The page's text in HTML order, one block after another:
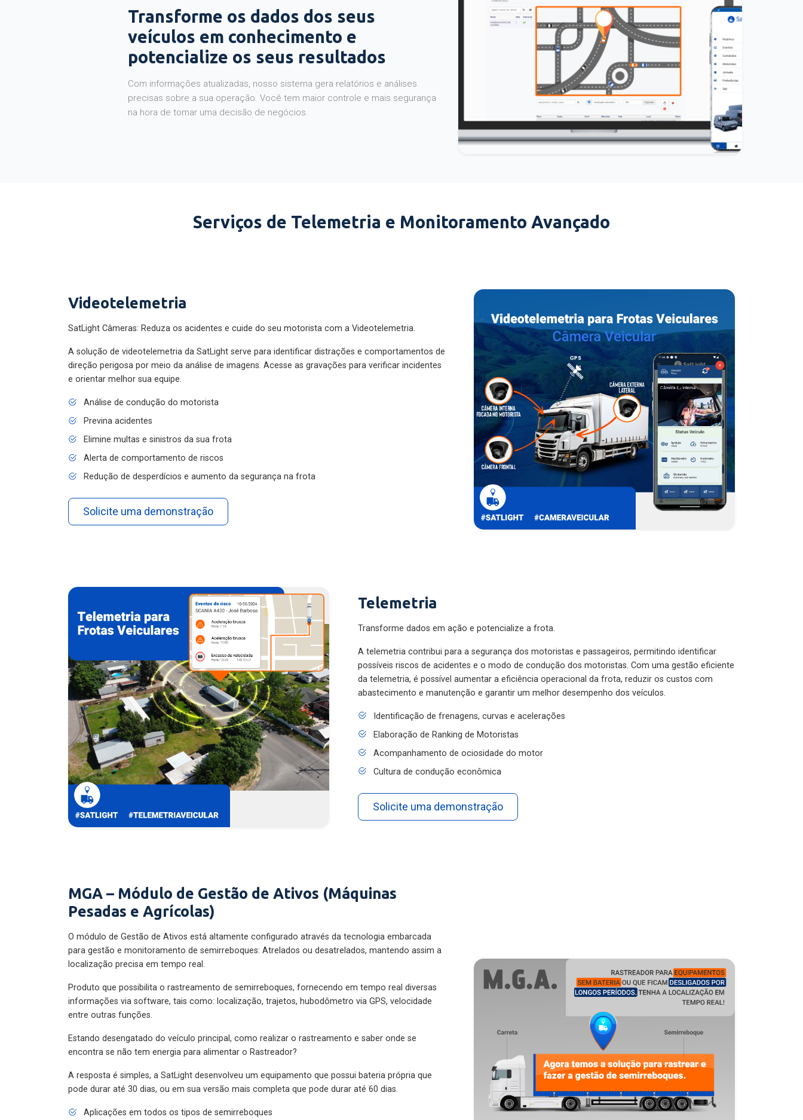
Transforme os dados dos seus
veículos em conhecimento e
potencialize os seus resultados
Com informações atualizadas, nosso sistema gera relatórios e análises
precisas sobre a sua operação. Você tem maior controle e mais segurança
na hora de tomar uma decisão de negócios.
Serviços de Telemetria e Monitoramento Avançado
Videotelemetria
SatLight Câmeras: Reduza os acidentes e cuide do seu motorista com a Videotelemetria.
A solução de videotelemetria da SatLight serve para identificar distrações e comportamentos de
direção perigosa por meio da análise de imagens. Acesse as gravações para verificar incidentes
e orientar melhor sua equipe.
Análise de condução do motorista
Previna acidentes
Elimine multas e sinistros da sua frota
Alerta de comportamento de riscos
Redução de desperdícios e aumento da segurança na frota
Solicite uma demonstração
Telemetria
Transforme dados em ação e potencialize a frota.
A telemetria contribui para a segurança dos motoristas e passageiros, permitindo identificar
possíveis riscos de acidentes e o modo de condução dos motoristas. Com uma gestão eficiente
da telemetria, é possível aumentar a eficiência operacional da frota, reduzir os custos com
abastecimento e manutenção e garantir um melhor desempenho dos veículos.
Identificação de frenagens, curvas e acelerações
Elaboração de Ranking de Motoristas
Acompanhamento de ociosidade do motor
Cultura de condução econômica
Solicite uma demonstração
MGA – Módulo de Gestão de Ativos (Máquinas
Pesadas e Agrícolas)
O módulo de Gestão de Ativos está altamente configurado através da tecnologia embarcada
para gestão e monitoramento de semirreboques: Atrelados ou desatrelados, mantendo assim a
localização precisa em tempo real.
Produto que possibilita o rastreamento de semirreboques, fornecendo em tempo real diversas
informações via software, tais como: localização, trajetos, hubodômetro via GPS, velocidade
entre outras funções.
Estando desengatado do veículo principal, como realizar o rastreamento e saber onde se
encontra se não tem energia para alimentar o Rastreador?
A resposta é simples, a SatLight desenvolveu um equipamento que possui bateria própria que
pode durar até 30 dias, ou em sua versão mais completa que pode durar até 60 dias.
Aplicações em todos os tipos de semirreboques